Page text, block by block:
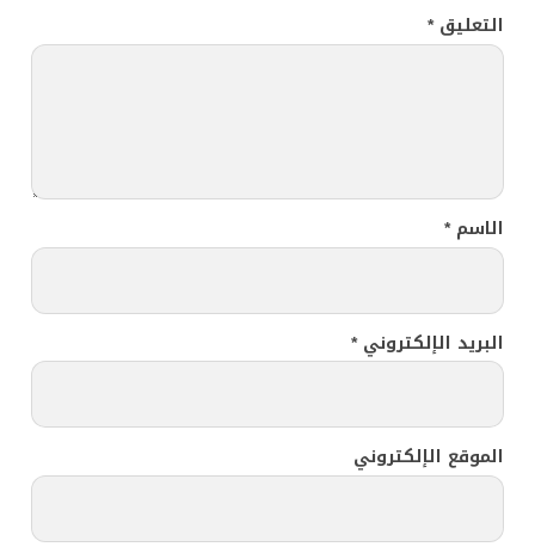
التعليق*
الاسم*
البريد الإلكتروني*
الموقع الإلكتروني